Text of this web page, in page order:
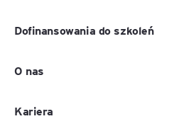
Dofinansowania do szkoleń
O nas
Kariera